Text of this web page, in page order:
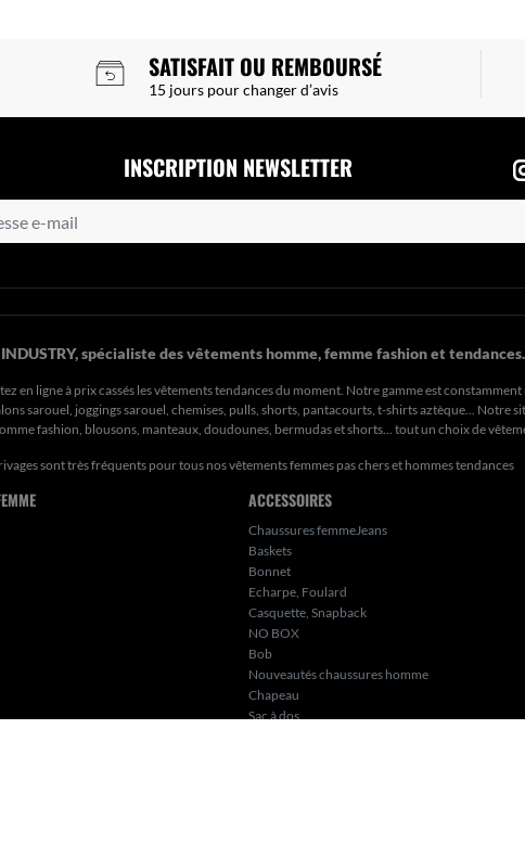
SATISFAIT OU REMBOURSÉ
15 jours pour changer d’avis
INSCRIPTION NEWSLETTER
INDUSTRY, spécialiste des vêtements homme, femme fashion et tendances.
en ligne à prix cassés les vêtements tendances du moment. Notre gamme est
sarouel, joggings sarouel, chemises, pulls, shorts, pantacourts, t-shirts aztèque... Notre
fashion, blousons, manteaux, doudounes, bermudas et shorts… tout un choix de
sont très fréquents pour tous nosvêtements femmes pas cherset hommes tendances
ACCESSOIRES
Chaussures femmeJeans
Baskets
Bonnet
Echarpe, Foulard
Casquette, Snapback
NO BOX
Bob
Nouveautés chaussures homme
Chapeau
Sac à dos